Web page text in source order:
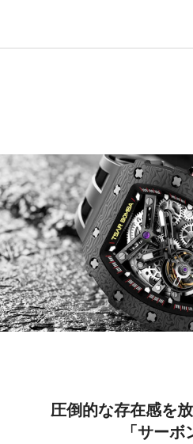
圧倒的な存在感を
「サーボ